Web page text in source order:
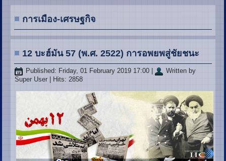
การเมือง-เศรษฐกิจ
12 บะฮ์มัน 57 (พ.ศ. 2522) การอพยพสู่ชัยชนะ
Published: Friday, 01 February 2019 17:00
Written by
Super User | Hits: 2858